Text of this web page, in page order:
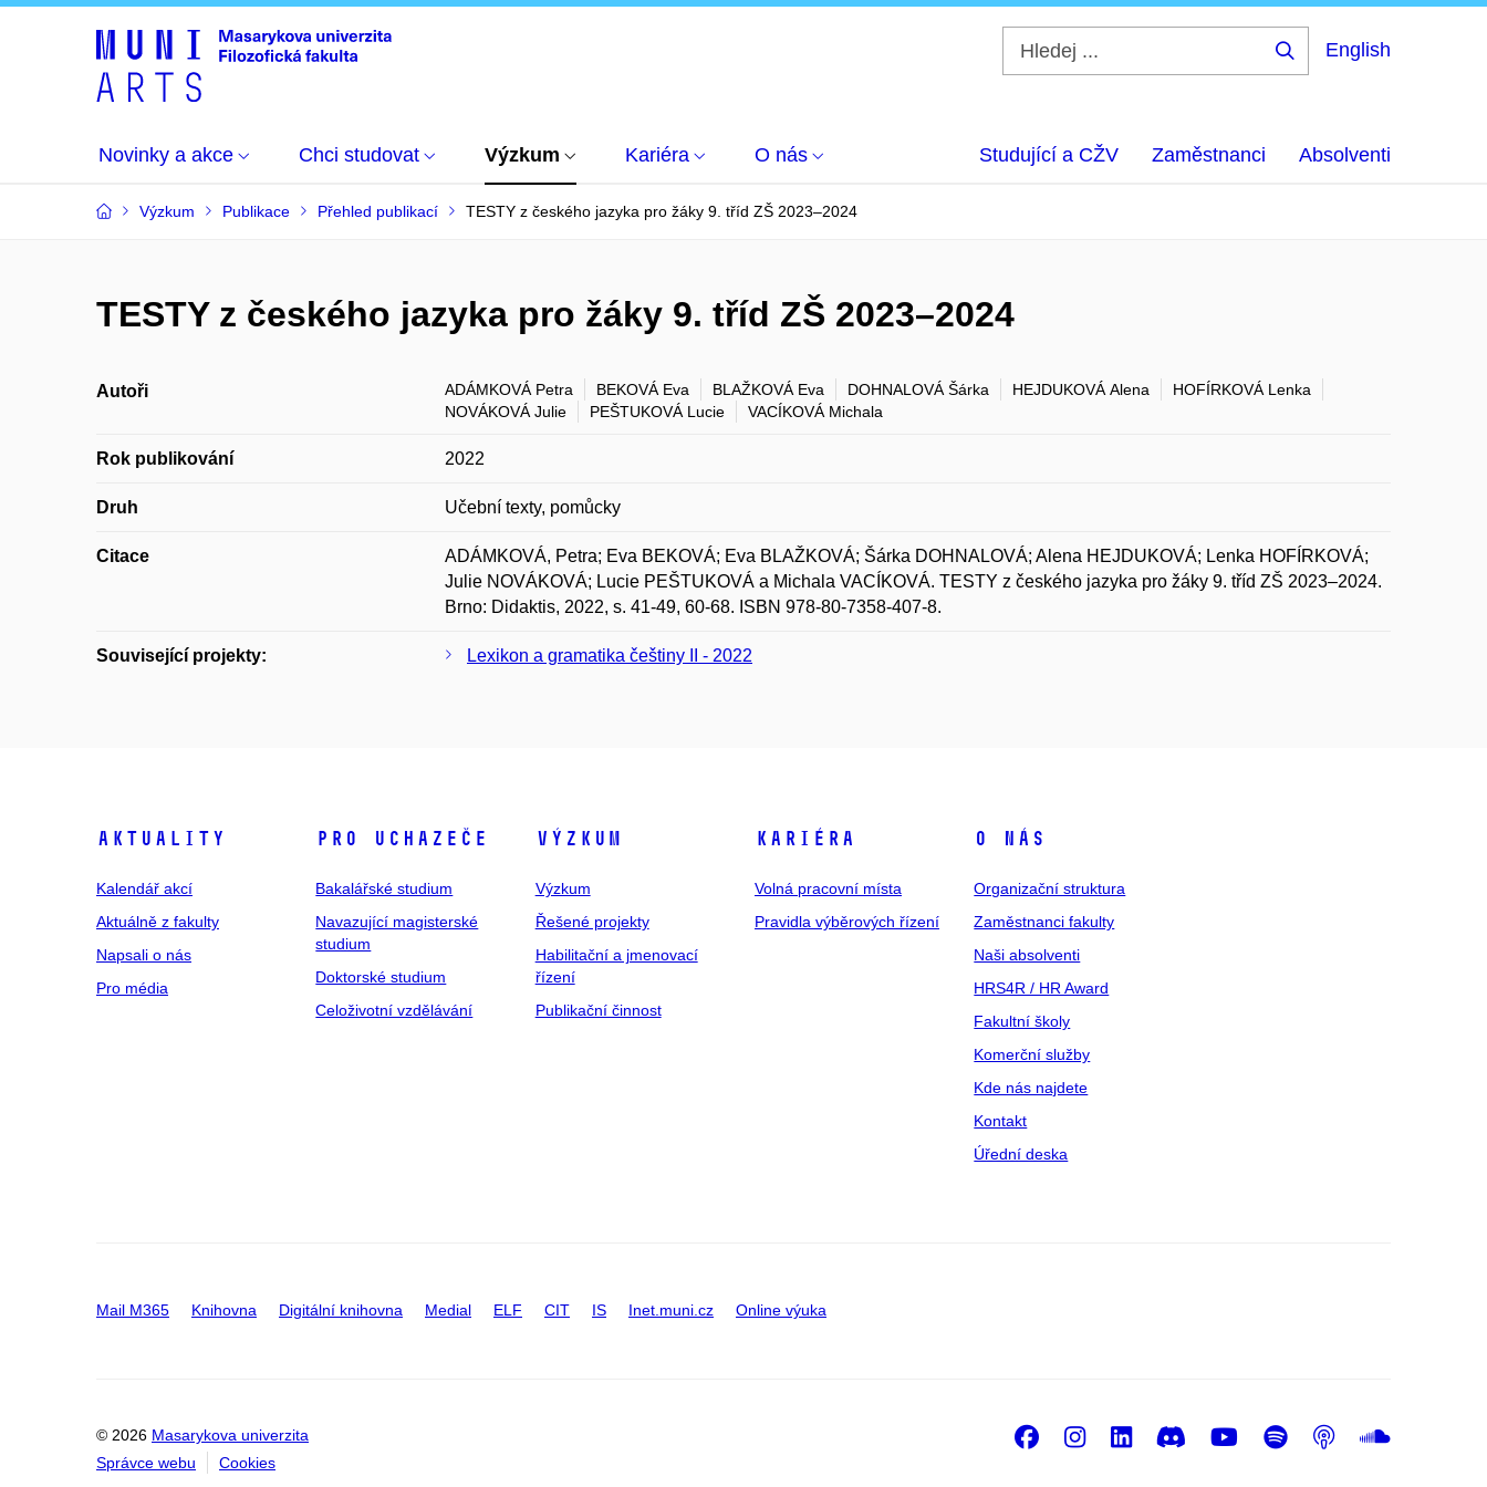
English
Novinky a akce Chci studovat Výzkum Kariéra O nás Studující a CŽV Zaměstnanci Absolventi
Výzkum Publikace Přehled publikací TESTY z českého jazyka pro žáky 9. tříd ZŠ 2023–2024
TESTY z českého jazyka pro žáky 9. tříd ZŠ 2023–2024
Autoři ADÁMKOVÁ Petra BEKOVÁ Eva BLAŽKOVÁ Eva DOHNALOVÁ Šárka HEJDUKOVÁ Alena
HOFÍRKOVÁ Lenka
NOVÁKOVÁ Julie
PEŠTUKOVÁ Lucie VACÍKOVÁ Michala
Rok publikování 2022
Druh Učební texty, pomůcky
Citace
ADÁMKOVÁ, Petra; Eva BEKOVÁ; Eva BLAŽKOVÁ; Šárka DOHNALOVÁ; Alena HEJDUKOVÁ; Lenka HOFÍRKOVÁ;
Julie NOVÁKOVÁ; Lucie PEŠTUKOVÁ a Michala VACÍKOVÁ. TESTY z českého jazyka pro žáky 9. tříd ZŠ 2023–2024.
Brno: Didaktis, 2022, s. 41-49, 60-68. ISBN 978-80-7358-407-8.
Související projekty: Lexikon a gramatika češtiny II - 2022
Aktuality
Kalendář akcí
Aktuálně z fakulty
Napsali o nás
Pro média
Pro uchazeče
Bakalářské studium
Navazující magisterské
studium
Doktorské studium
Celoživotní vzdělávání
Výzkum
Výzkum
Řešené projekty
Habilitační a jmenovací
řízení
Publikační činnost
Kariéra
Volná pracovní místa
Pravidla výběrových řízení
O nás
Organizační struktura
Zaměstnanci fakulty
Naši absolventi
HRS4R / HR Award
Fakultní školy
Komerční služby
Kde nás najdete
Kontakt
Úřední deska
Mail M365 Knihovna Digitální knihovna Medial ELF CIT IS Inet.muni.cz Online výuka
© 2026 Masarykova univerzita
Správce webu
Cookies
Facebook
Instagram
LinkedIn
DiscordYoutube
Spotify
Podcast